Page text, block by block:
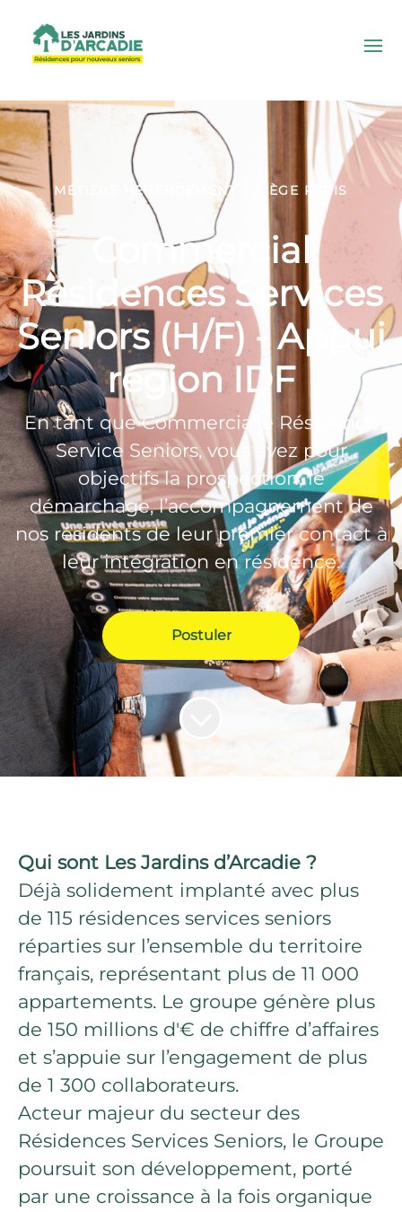
MÉTIERS HÉBERGEMENT SIÈGE PARIS
Commercial
Résidences Services
Seniors (H/F) - Appui
région IDF
En tant que Commercial·e Résidence
Service Seniors, vous avez pour
objectifs la prospection, le
démarchage, l’accompagnement de
nos résidents de leur premier contact à
leur intégration en résidence.
Postuler
Qui sont Les Jardins d’Arcadie ?
Déjà solidement implanté avec plus
de 115 résidences services seniors
réparties sur l’ensemble du territoire
français, représentant plus de 11 000
appartements. Le groupe génère plus
de 150 millions d'€ de chiffre d’affaires
et s’appuie sur l’engagement de plus
de 1 300 collaborateurs.
Acteur majeur du secteur des
Résidences Services Seniors, le Groupe
poursuit son développement, porté
par une croissance à la fois organique